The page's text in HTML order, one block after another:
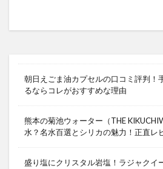
朝日えごま油カプセルの口コミ評判！
るならコレがおすすめな理由
熊本の菊池ウォーター（THE
水？名水百選とシリカの魅力！正直レ
盛り塩にクリスタル岩塩！ラジャクイ